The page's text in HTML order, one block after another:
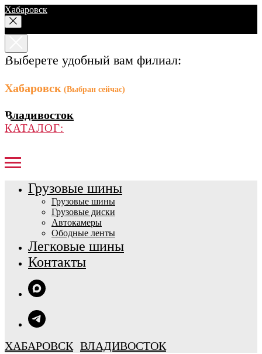
Хабаровск
Выберете удобный вам филиал:
Хабаровск (Выбран сейчас)
Владивосток
КАТАЛОГ:
Грузовые шины
Грузовые шины
Грузовые диски
Автокамеры
Ободные ленты
Легковые шины
Контакты
ХАБАРОВСК ВЛАДИВОСТОК